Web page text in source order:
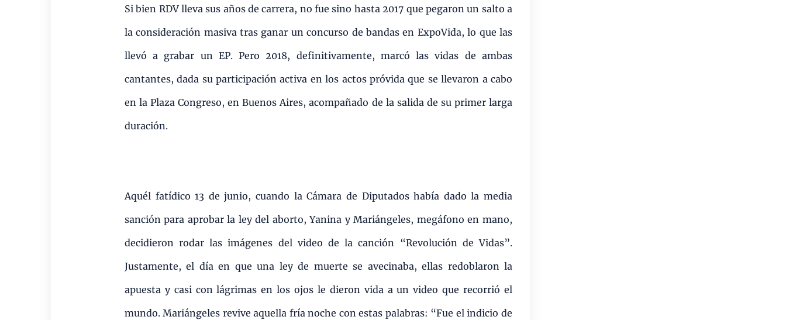
Si bien RDV lleva sus años de carrera, no fue sino hasta 2017 que pegaron un salto a
la consideración masiva tras ganar un concurso de bandas en ExpoVida, lo que las
llevó a grabar un EP. Pero 2018, definitivamente, marcó las vidas de ambas
cantantes, dada su participación activa en los actos próvida que se llevaron a cabo
en la Plaza Congreso, en Buenos Aires, acompañado de la salida de su primer larga
duración.
Aquél fatídico 13 de junio, cuando la Cámara de Diputados había dado la media
sanción para aprobar la ley del aborto, Yanina y Mariángeles, megáfono en mano,
decidieron rodar las imágenes del video de la canción “Revolución de Vidas”.
Justamente, el día en que una ley de muerte se avecinaba, ellas redoblaron la
apuesta y casi con lágrimas en los ojos le dieron vida a un video que recorrió el
mundo. Mariángeles revive aquella fría noche con estas palabras: “Fue el indicio de